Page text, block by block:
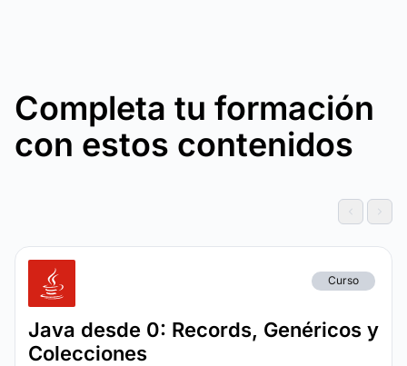
Completa tu formación
con estos contenidos
Curso
Java desde 0: Records, Genéricos y
Colecciones